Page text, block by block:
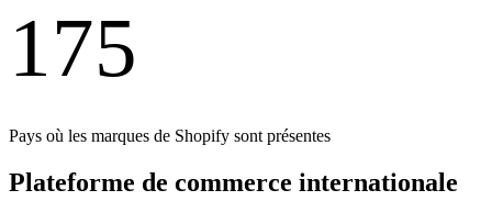
175
Pays où les marques de Shopify sont présentes
Plateforme de commerce internationale